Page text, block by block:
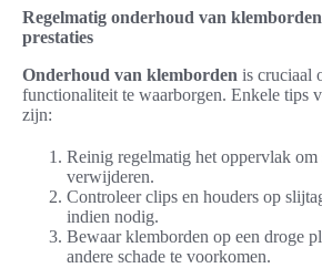
Regelmatig onderhoud van
prestaties
Onderhoud van klemborden is cruciaal
functionaliteit te waarborgen. Enkele tips
zijn:
Reinig regelmatig het oppervlak
verwijderen.
Controleer clips en houders op
indien nodig.
Bewaar klemborden op een droge
andere schade te voorkomen.